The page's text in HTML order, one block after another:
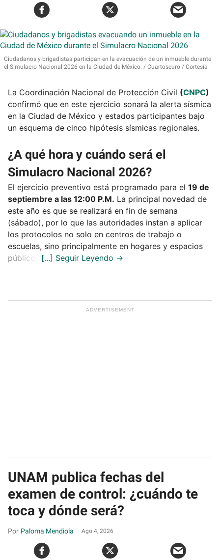
Ciudadanos y brigadistas participan en la evacuación de un inmueble durante
el Simulacro Nacional 2026 en la Ciudad de México.
Cuartoscuro / Cortesía
La Coordinación Nacional de Protección Civil (CNPC)
confirmó que en este ejercicio sonará la alerta sísmica
en la Ciudad de México y estados participantes bajo
un esquema de cinco hipótesis sísmicas regionales.
¿A qué hora y cuándo será el
Simulacro Nacional 2026?
El ejercicio preventivo está programado para el 19 de
septiembre a las 12:00 P.M. La principal novedad de
este año es que se realizará en fin de semana
(sábado), por lo que las autoridades instan a aplicar
los protocolos no solo en centros de trabajo o
escuelas, sino principalmente en hogares y espacios
públicos.
UNAM publica fechas del
examen de control: ¿cuándo te
toca y dónde será?
Paloma Mendiola Ago 4, 2026